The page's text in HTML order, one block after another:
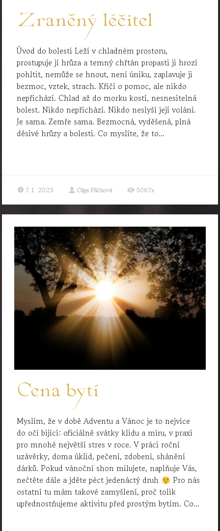
Zraněný léčitel
Úvod do bolesti Leží v chladném prostoru,
prostupuje jí hrůza a temný chřtán propasti ji hrozí
pohltit, nemůže se hnout, není úniku, zaplavuje ji
bezmoc, vztek, strach. Křičí o pomoc, ale nikdo
nepřichází. Chlad až do morku kostí, nesnesitelná
bolest. Nikdo nepřichází. Nikdo neslyší její volání.
Je sama. Zemře sama. Bezmocná, vyděšená, plná
děsivé hrůzy a bolesti. Co myslíte, že to...
7.1. 2023 Olga Plíčková 5067x
Cena bytí
Myslím, že v době Adventu a Vánoc je to nejvíce
do očí bijící: oficiálně svátky klidu a míru, v praxi
pro mnohé největší stres v roce. V práci roční
uzávěrky, doma úklid, pečení, zdobení, shánění
dárků. Pokud vánoční shon milujete, naplňuje Vás,
nečtěte dále a jděte péct jedenáctý druh
Pro nás
ostatní tu mám takové zamyšlení, proč tolik
upřednostňujeme aktivitu před prostým bytím. Co...